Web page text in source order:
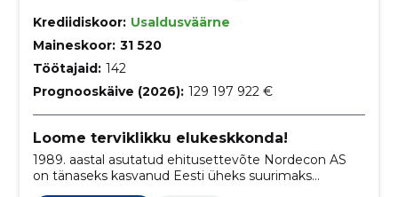
Krediidiskoor: Usaldusväärne
Maineskoor: 31 520
Töötajaid: 142
Prognooskäive (2026): 129 197 922 €
Loome terviklikku elukeskkonda!
1989. aastal asutatud ehitusettevõte Nordecon AS
on tänaseks kasvanud Eesti üheks suurimaks